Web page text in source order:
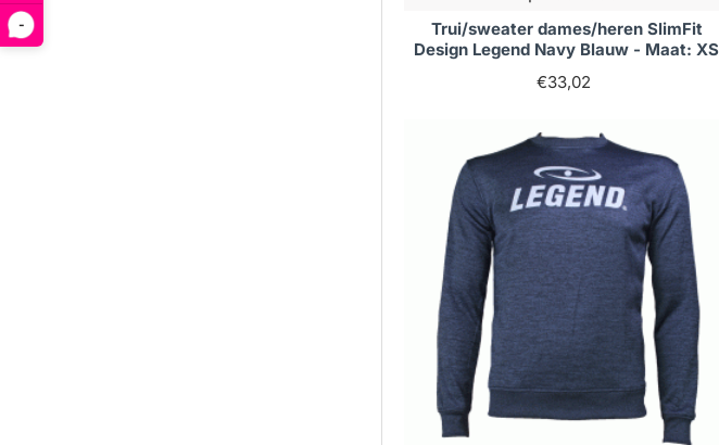
-
Trui/sweater dames/heren SlimFit
Design Legend Navy Blauw - Maat: XS
€33,02